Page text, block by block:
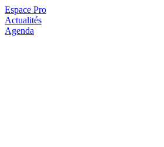
Espace Pro
Actualités
Agenda